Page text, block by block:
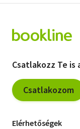
Csatlakozz Te
Csatlakozom
Elérhetőségek